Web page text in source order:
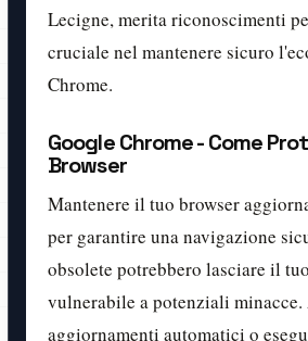
Lecigne, merita riconoscimenti
cruciale nel mantenere sicuro
Chrome.
Google Chrome - Come
Browser
Mantenere il tuo browser
per garantire una navigazione
obsolete potrebbero lasciare il
vulnerabile a potenziali
aggiornamenti automatici o